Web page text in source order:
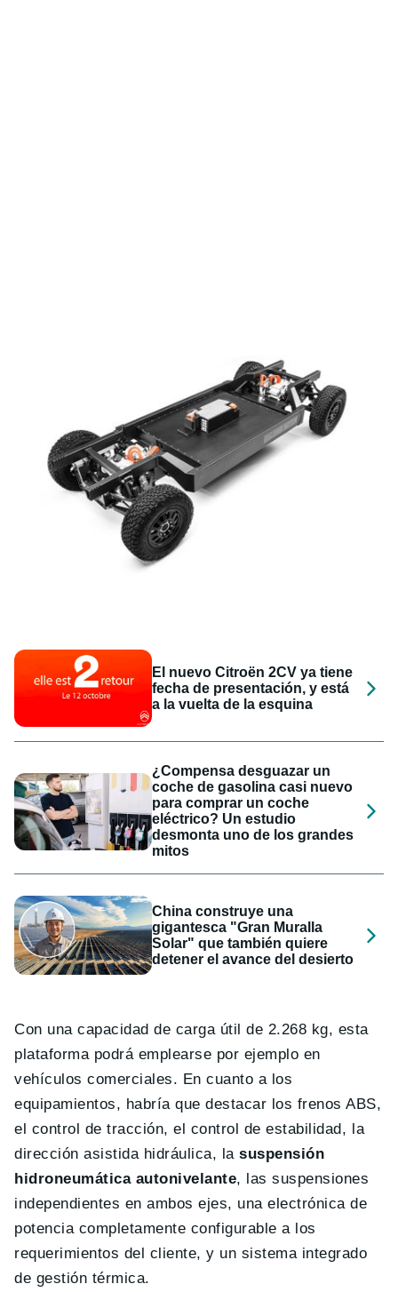
El nuevo Citroën 2CV ya tiene
fecha de presentación, y está
a la vuelta de la esquina
¿Compensa desguazar un
coche de gasolina casi nuevo
para comprar un coche
eléctrico? Un estudio
desmonta uno de los grandes
mitos
China construye una
gigantesca "Gran Muralla
Solar" que también quiere
detener el avance del desierto
Con una capacidad de carga útil de 2.268 kg, esta
plataforma podrá emplearse por ejemplo en
vehículos comerciales. En cuanto a los
equipamientos, habría que destacar los frenos ABS,
el control de tracción, el control de estabilidad, la
dirección asistida hidráulica, lasuspensión
hidroneumática autonivelante, las suspensiones
independientes en ambos ejes, una electrónica de
potencia completamente configurable a los
requerimientos del cliente, y un sistema integrado
de gestión térmica.